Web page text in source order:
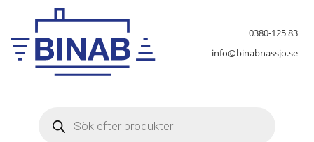
0380-125 83
info@binabnassjo.se